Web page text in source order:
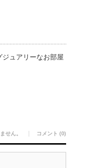
ュアリーなお部屋
せん。 コメント (0)